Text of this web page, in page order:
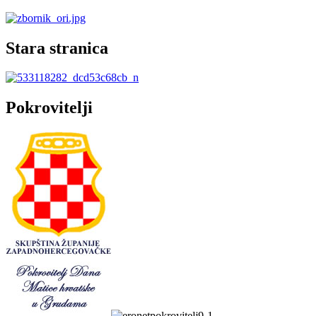
Stara stranica
Pokrovitelji